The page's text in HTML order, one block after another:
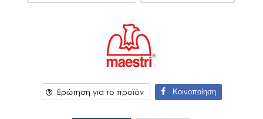
Ερώτηση για το προϊόν Κοινοποίηση